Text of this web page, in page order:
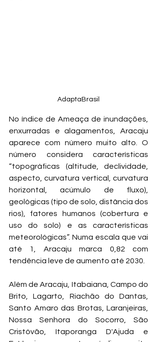
AdaptaBrasil
No índice de Ameaça de inundações,
enxurradas e alagamentos, Aracaju
aparece com número muito alto. O
número considera características
“topográficas (altitude, declividade,
aspecto, curvatura vertical, curvatura
horizontal, acúmulo de fluxo),
geológicas (tipo de solo, distância dos
rios), fatores humanos (cobertura e
uso do solo) e as características
meteorológicas”. Numa escala que vai
até 1, Aracaju marca 0,82 com
tendência leve de aumento até 2030.
Além de Aracaju, Itabaiana, Campo do
Brito, Lagarto, Riachão do Dantas,
Santo Amaro das Brotas, Laranjeiras,
Nossa Senhora do Socorro, São
Cristóvão, Itaporanga D'Ajuda e